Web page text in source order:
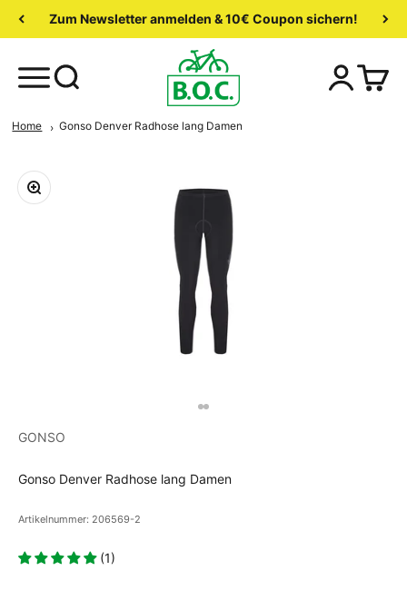
Zum Newsletter anmelden & 10€ Coupon sichern!
Home Gonso Denver Radhose lang Damen
GONSO
Gonso Denver Radhose lang Damen
Artikelnummer: 206569-2
(1)